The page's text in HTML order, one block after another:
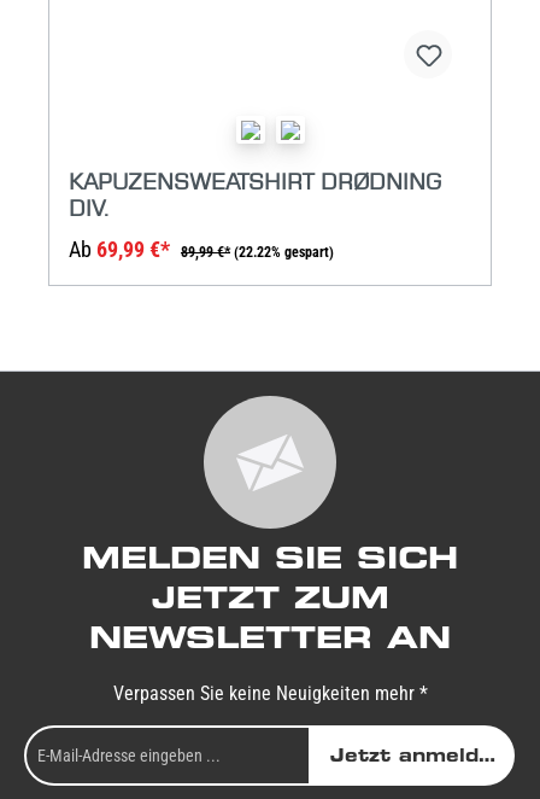
KAPUZENSWEATSHIRT DRØDNING
DIV.
Ab 69,99 €* 89,99 €* (22.22% gespart)
MELDEN SIE SICH
JETZT ZUM
NEWSLETTER AN
Verpassen Sie keine Neuigkeiten mehr *
Jetzt anmelden